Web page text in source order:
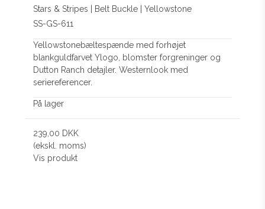
Stars & Stripes | Belt Buckle | Yellowstone
SS-GS-611
Yellowstonebæltespænde med forhøjet
blankguldfarvet Ylogo, blomster forgreninger og
Dutton Ranch detajler. Westernlook med
seriereferencer.
På lager
239,00 DKK
(ekskl. moms)
Vis produkt